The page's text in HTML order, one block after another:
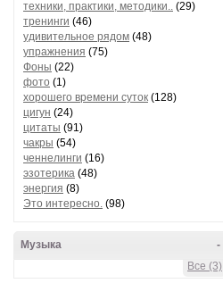
техники, практики, методики.. (29)
тренинги (46)
удивительное рядом (48)
упражнения (75)
Фоны (22)
фото (1)
хорошего времени суток (128)
цигун (24)
цитаты (91)
чакры (54)
ченнелинги (16)
эзотерика (48)
энергия (8)
Это интересно. (98)
-
Музыка
Все (3)